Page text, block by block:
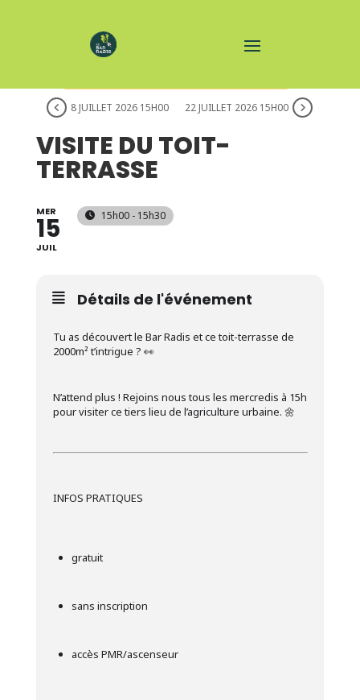
8 JUILLET 2026 15H00 22 JUILLET 2026 15H00
VISITE DU TOIT-
TERRASSE
MER
15
JUIL
15h00 - 15h30
Détails de l'événement
Tu as découvert le Bar Radis et ce toit-terrasse de
2000m² t’intrigue ? 👀
N’attend plus ! Rejoins nous tous les mercredis à 15h
pour visiter ce tiers lieu de l’agriculture urbaine. 🌼
INFOS PRATIQUES
gratuit
sans inscription
accès PMR/ascenseur